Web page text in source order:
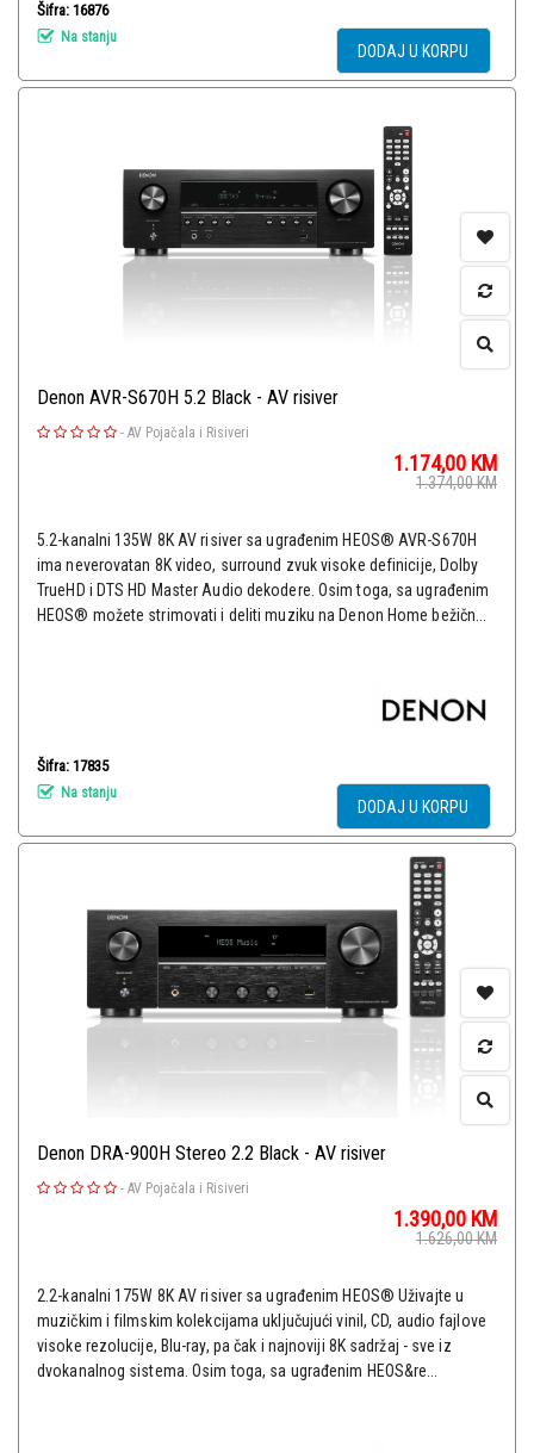
Šifra: 16876
Na stanju
DODAJ U KORPU
Denon AVR-S670H 5.2 Black - AV risiver
- AV Pojačala i Risiveri
1.174,00 KM
1.374,00KM
5.2-kanalni 135W 8K AV risiver sa ugrađenim HEOS® AVR-S670H
ima neverovatan 8K video, surround zvuk visoke definicije, Dolby
TrueHD i DTS HD Master Audio dekodere. Osim toga, sa ugrađenim
HEOS® možete strimovati i deliti muziku na Denon Home bežičn...
Šifra: 17835
Na stanju
DODAJ U KORPU
Denon DRA-900H Stereo 2.2 Black - AV risiver
- AV Pojačala i Risiveri
1.390,00 KM
1.626,00KM
2.2-kanalni 175W 8K AV risiver sa ugrađenim HEOS® Uživajte u
muzičkim i filmskim kolekcijama uključujući vinil, CD, audio fajlove
visoke rezolucije, Blu-ray, pa čak i najnoviji 8K sadržaj - sve iz
dvokanalnog sistema. Osim toga, sa ugrađenim HEOS&re...